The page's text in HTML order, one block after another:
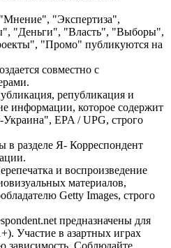
"Экспертиза",
"Деньги", "Власть", "Выборы",
"Промо" публикуются на
совместно с
републикация и
информации, которое содержит
EPA / UPG, строго
в разделе Я- Корреспондент
и воспроизведение
материалов,
Getty Images, строго
предназначены для
Участие в азартных играх
зависимость. Соблюдайте